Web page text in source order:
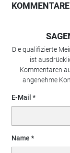
KOMMENTARE
Die qualifizierte
ist
Kommentaren
angenehme
E-Mail
Name